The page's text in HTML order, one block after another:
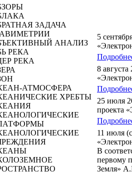
ЗАДАЧА
АНАЛИЗ
РЕКА
РЕКА
АТМОСФЕРА
ХРЕБТЫ
5
8
25 июля
проекта
11 июля
В
первому
Земля»